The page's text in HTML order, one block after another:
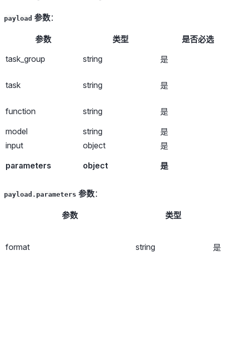
payload 参数：
参数 类型
是否必选
task_group
string 是
task string 是
function string
是
model
string
是
input
object
是
parameters
object 是
payload.parameters 参数：
参数 类型
format string 是